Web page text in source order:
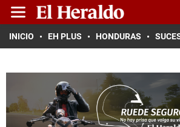
INICIO EH PLUS HONDURAS